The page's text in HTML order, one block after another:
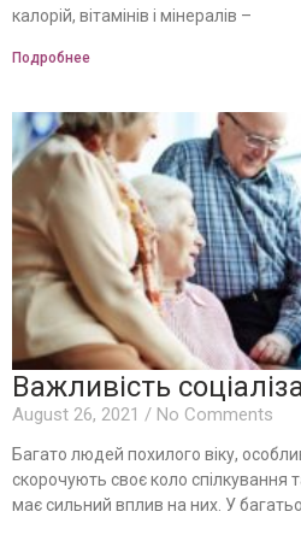
калорій, вітамінів і мінералів –
Подробнее
Важливість
August 26, 2021 No Comments
Багато людей похилого віку,
скорочують своє коло спілкування
має сильний вплив на них. У